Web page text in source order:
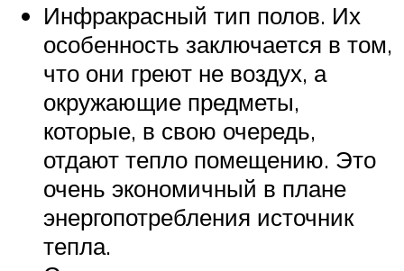
Инфракрасный тип полов. Их
особенность заключается в том,
что они греют не воздух, а
окружающие предметы,
которые, в свою очередь,
отдают тепло помещению. Это
очень экономичный в плане
энергопотребления источник
тепла.